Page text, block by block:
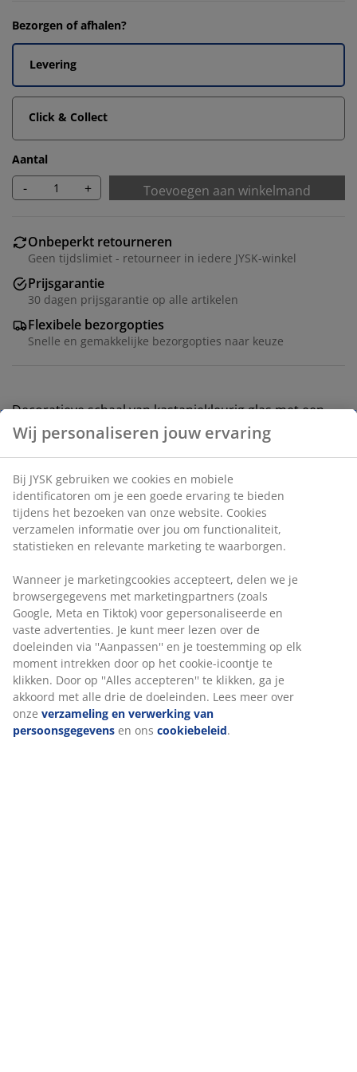
Bezorgen of afhalen?
Levering
Click & Collect
Aantal
- + Toevoegen aan winkelmand
Onbeperkt retourneren
Geen tijdslimiet - retourneer in iedere JYSK-winkel
Prijsgarantie
30 dagen prijsgarantie op alle artikelen
Flexibele bezorgopties
Snelle en gemakkelijke bezorgopties naar keuze
Decoratieve schaal van kastanjekleurig glas met een
organisch, golvend design. Ideaal als een
opzichzelfstaand stuk of als een stijlvolle schaal voor
het opbergen van kleine voorwerpen zoals sleutels.
B23 x L17 x H8 cm
Artikelnummer: 4912932
Specificaties
Beoordelingen
(0)
Wij personaliseren jouw ervaring
Bij JYSK gebruiken we cookies en mobiele
identificatoren om je een goede ervaring te bieden
tijdens het bezoeken van onze website. Cookies
verzamelen informatie over jou om functionaliteit,
statistieken en relevante marketing te waarborgen.
Wanneer je marketingcookies accepteert, delen we je
browsergegevens met marketingpartners (zoals
Google, Meta en Tiktok) voor gepersonaliseerde en
vaste advertenties. Je kunt meer lezen over de
doeleinden via ''Aanpassen'' en je toestemming op elk
moment intrekken door op het cookie-icoontje te
klikken. Door op ''Alles accepteren'' te klikken, ga je
akkoord met alle drie de doeleinden. Lees meer over
onze verzameling en verwerking van
persoonsgegevens en ons cookiebeleid.